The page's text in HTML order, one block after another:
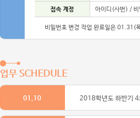
접속 계정 아이디(사번) / 비
비밀번호 변경 작업 완료일은 01.31(
업무 SCHEDULE
01.10 2018학년도 하반기 4